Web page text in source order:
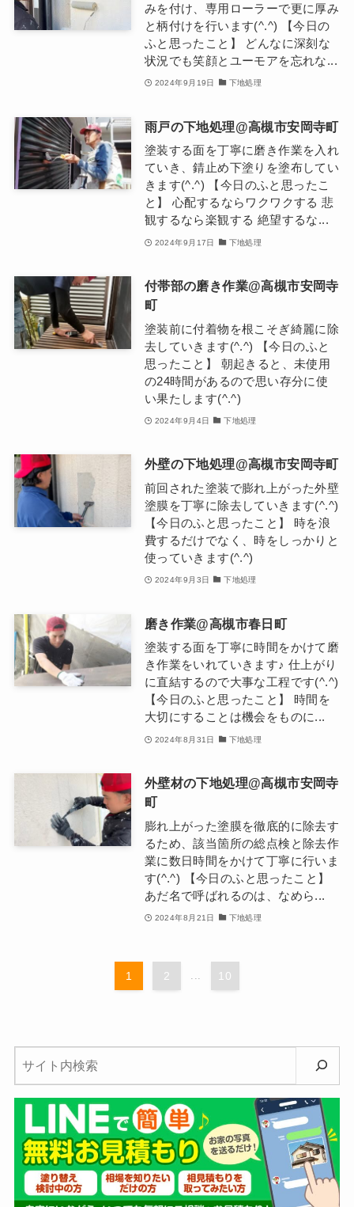
みを付け、専用ローラーで更に厚み
と柄付けを行います(^.^) 【今日の
ふと思ったこと】 どんなに深刻な
状況でも笑顔とユーモアを忘れな...
2024年9月19日 下地処理
雨戸の下地処理@高槻市安岡寺町
塗装する面を丁寧に磨き作業を入れ
ていき、錆止め下塗りを塗布してい
きます(^.^) 【今日のふと思ったこ
と】 心配するならワクワクする 悲
観するなら楽観する 絶望するな...
2024年9月17日 下地処理
付帯部の磨き作業@高槻市安岡寺
町
塗装前に付着物を根こそぎ綺麗に除
去していきます(^.^) 【今日のふと
思ったこと】 朝起きると、未使用
の24時間があるので思い存分に使
い果たします(^.^)
2024年9月4日 下地処理
外壁の下地処理@高槻市安岡寺町
前回された塗装で膨れ上がった外壁
塗膜を丁寧に除去していきます(^.^)
【今日のふと思ったこと】 時を浪
費するだけでなく、時をしっかりと
使っていきます(^.^)
2024年9月3日 下地処理
磨き作業@高槻市春日町
塗装する面を丁寧に時間をかけて磨
き作業をいれていきます♪ 仕上がり
に直結するので大事な工程です(^.^)
【今日のふと思ったこと】 時間を
大切にすることは機会をものに...
2024年8月31日 下地処理
外壁材の下地処理@高槻市安岡寺
町
膨れ上がった塗膜を徹底的に除去す
るため、該当箇所の総点検と除去作
業に数日時間をかけて丁寧に行いま
す(^.^) 【今日のふと思ったこと】
あだ名で呼ばれるのは、なめら...
2024年8月21日 下地処理
1 2 ... 10